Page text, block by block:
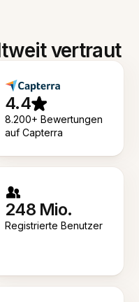
vertraut
4.4
8.200+ Bewertungen
auf Capterra
248 Mio.
Registrierte Benutzer